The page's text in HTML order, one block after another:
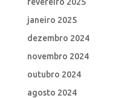
janeiro 2025
dezembro 2024
novembro 2024
outubro 2024
agosto 2024